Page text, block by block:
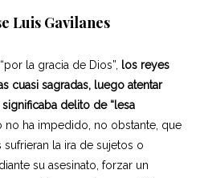
Luis Gavilanes
la gracia de Dios”, los reyes
cuasi sagradas, luego atentar
delito de “lesa
no ha impedido, no obstante, que
la ira de sujetos o
su asesinato, forzar un